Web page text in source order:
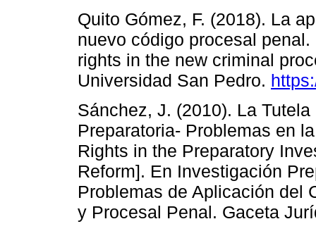
Quito Gómez, F. (2018). La
nuevo código procesal
rights in the new criminal
Universidad San Pedro.
Sánchez, J. (2010). La
Preparatoria- Problemas en
Rights in the Preparatory
Reform]. En Investigación
Problemas de Aplicación del
y Procesal Penal. Gaceta